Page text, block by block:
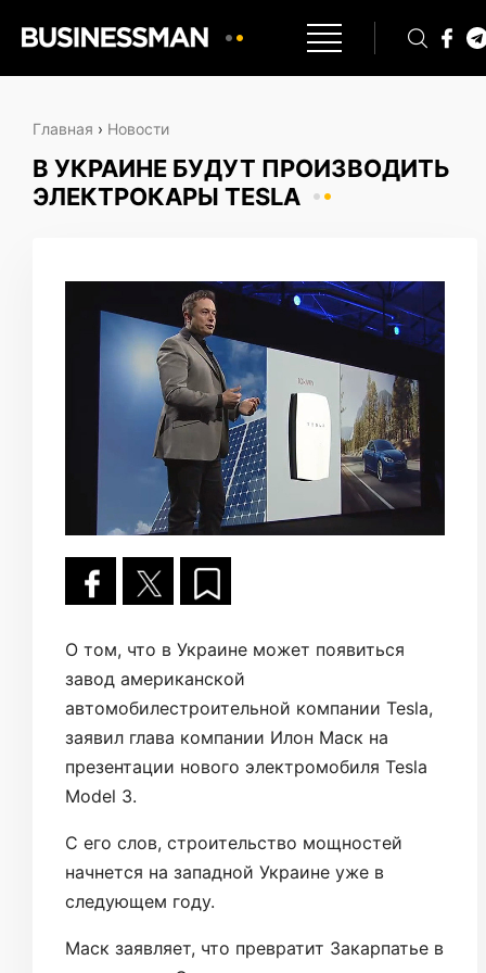
Главная › Новости
В УКРАИНЕ БУДУТ ПРОИЗВОДИТЬ
ЭЛЕКТРОКАРЫ TESLA
О том, что в Украине может появиться
завод американской
автомобилестроительной компании Tesla,
заявил глава компании Илон Маск на
презентации нового электромобиля Tesla
Model 3.
С его слов, строительство мощностей
начнется на западной Украине уже в
следующем году.
Маск заявляет, что превратит Закарпатье в